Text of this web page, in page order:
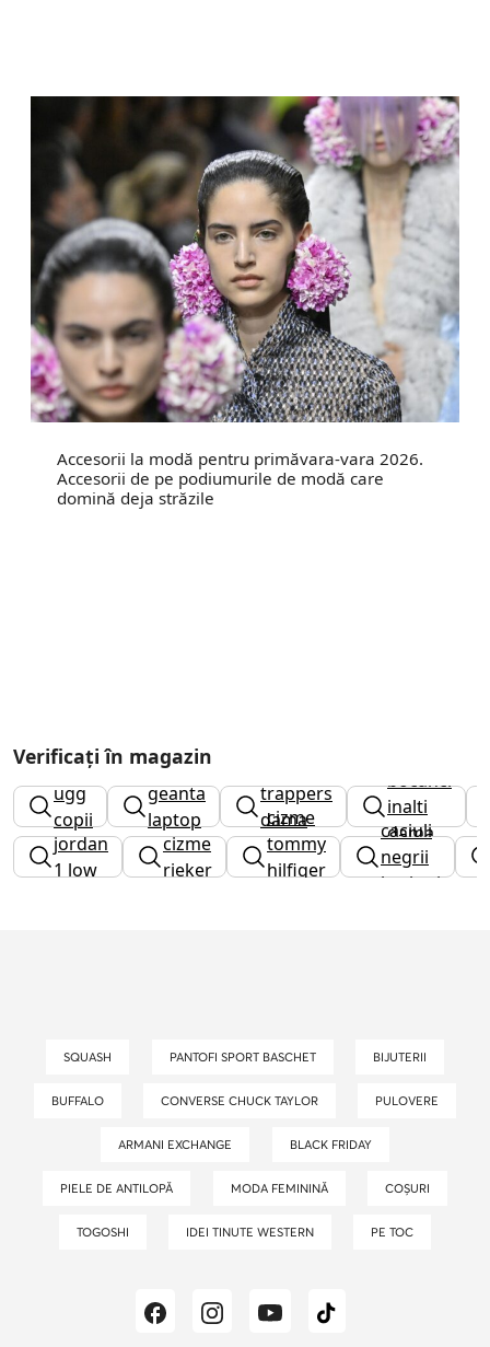
Accesorii la modă pentru primăvara-vara 2026.
Accesorii de pe podiumurile de modă care
domină deja străzile
Verificați în magazin
ugg
copii
geanta
laptop
trappers
dama
bocanci
inalti
dama
jordan
1 low
cizme
rieker
cizme
tommy
hilfiger
caciuli
negrii
barbati
SQUASH PANTOFI SPORT BASCHET BIJUTERII
BUFFALO CONVERSE CHUCK TAYLOR PULOVERE
ARMANI EXCHANGE BLACK FRIDAY
PIELE DE ANTILOPĂ MODA FEMININĂ COȘURI
TOGOSHI IDEI TINUTE WESTERN PE TOC